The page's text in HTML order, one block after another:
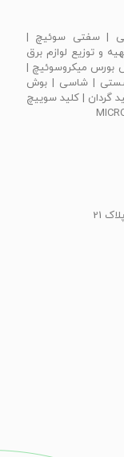
| سفتی سوئيچ |
و توزیع لوازم برق
بورس میکروسوئیچ |
| شستی | شاسی | بوش
گردان | كليد سوييچ
21